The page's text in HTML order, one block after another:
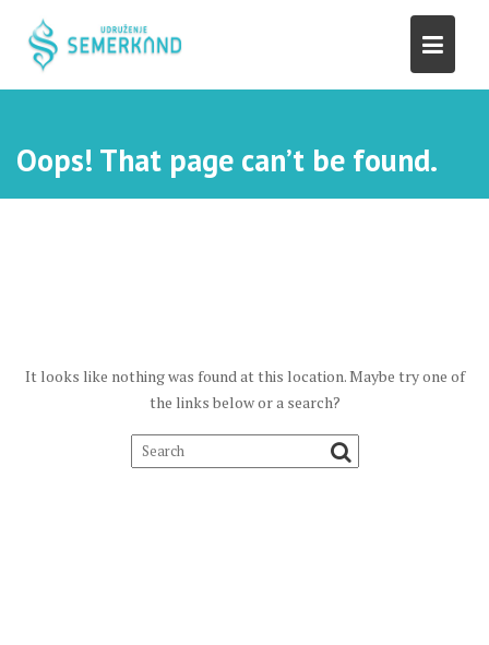
p
o
Oops! That page can’t be found.
It looks like nothing was found at this location. Maybe try one of
the links below or a search?